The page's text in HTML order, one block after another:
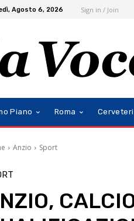
Agosto 6, 2026 Sign in / Join
Piano Roma Cerveteri
Anzio Sport